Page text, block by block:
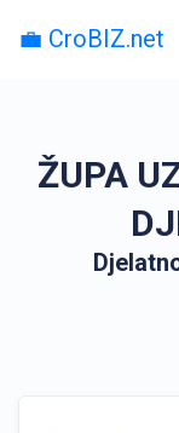
💼 CroBIZ.net
ŽUPA